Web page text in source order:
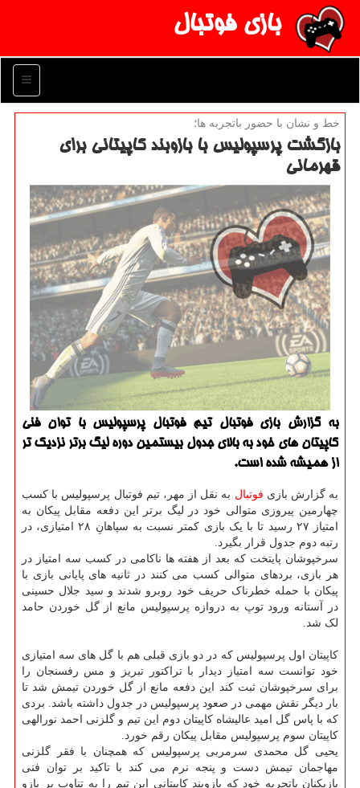
بازی فوتبال
منو
خط و نشان با حضور باتجربه ها؛
بازگشت پرسپولیس با بازوبند كاپیتانی برای
قهرمانی
به گزارش بازی فوتبال تیم فوتبال پرسپولیس با توان فنی
کاپیتان های خود به بالای جدول بیستمین دوره لیگ برتر نزدیک تر
از همیشه شده است.
به گزارش بازی فوتبال به نقل از مهر، تیم فوتبال پرسپولیس با کسب
چهارمین پیروزی متوالی خود در لیگ برتر این دفعه مقابل پیکان به
امتیاز ۲۷ رسید تا با یک بازی کمتر نسبت به سپاهانِ ۲۸ امتیازی، در
رتبه دوم جدول قرار بگیرد.
سرخپوشان پایتخت که بعد از هفته ها ناکامی در کسب سه امتیاز در
هر بازی، بردهای متوالی کسب می کنند در ثانیه های پایانی بازی با
پیکان با حمله خطرناک حریف خود روبرو شدند و سید جلال حسینی
در آستانه ورود توپ به دروازه پرسپولیس مانع از گل خوردن حامد
لک شد.
کاپیتان اول پرسپولیس که در دو بازی قبلی هم با گل های سه امتیازی
خود توانست سه امتیاز دیدار با تراکتور تبریز و مس رفسنجان را
برای سرخپوشان ثبت کند این دفعه مانع از گل خوردن تیمش شد تا
بار دیگر نقش مهمی در صعود پرسپولیس در جدول داشته باشد. بردی
که با پاس گل امید عالیشاه کاپیتان دوم این تیم و گلزنی احمد نورالهی
کاپیتان سوم پرسپولیس مقابل پیکان رقم خورد.
یحیی گل محمدی سرمربی پرسپولیس که همچنان با فقر گلزنی
مهاجمان تیمش دست و پنجه نرم می کند با تاکید بر توان فنی
بازیکنان باتجربه خود که بازوبند کاپیتانی این تیم را به تناوب بر بازو